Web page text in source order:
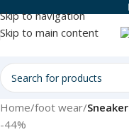
Skip to navigation
Skip to main content
Home foot wear Sneaker
-44%